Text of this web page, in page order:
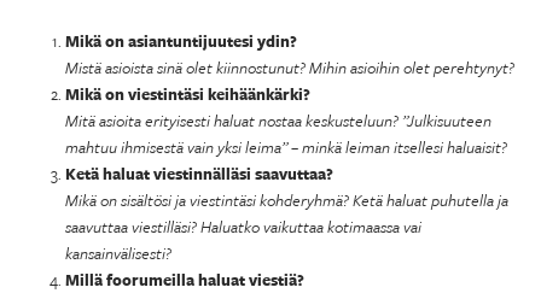
Mikä on asiantuntijuutesi ydin?
Mistä asioista sinä olet kiinnostunut? Mihin asioihin olet perehtynyt?
Mikä on viestintäsi keihäänkärki?
Mitä asioita erityisesti haluat nostaa keskusteluun? ”Julkisuuteen
mahtuu ihmisestä vain yksi leima” – minkä leiman itsellesi haluaisit?
Ketä haluat viestinnälläsi saavuttaa?
Mikä on sisältösi ja viestintäsi kohderyhmä? Ketä haluat puhutella ja
saavuttaa viestilläsi? Haluatko vaikuttaa kotimaassa vai
kansainvälisesti?
Millä foorumeilla haluat viestiä?